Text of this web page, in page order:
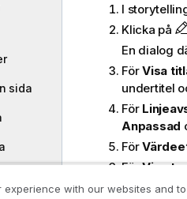
sida
I
Klicka på
En dialog
FörVisa
undertitel
För
Anpassad
För
FörVisa
Förx-axeln
experience with our websites and to